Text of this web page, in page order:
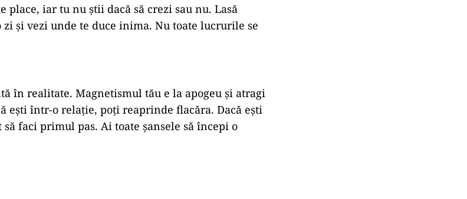
place, iar tu nu știi dacă să crezi sau nu. Lasă
și vezi unde te duce inima. Nu toate lucrurile se
în realitate. Magnetismul tău e la apogeu și atragi
ești într-o relație, poți reaprinde flacăra. Dacă ești
faci primul pas. Ai toate șansele să începi o